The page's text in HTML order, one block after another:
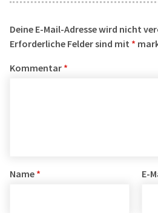
Deine E-Mail-Adresse wird nicht
Erforderliche Felder sind mit *
Kommentar *
Name * E-